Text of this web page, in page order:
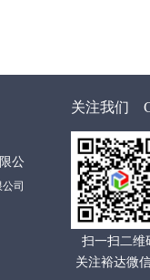
公
司
关注我们
扫一扫二维
关注裕达微